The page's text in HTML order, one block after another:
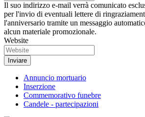
Il suo indirizzo e-mail verrà comunicato
per l'invio di eventuali lettere di
l'anniversario tramite un messaggio
alcun materiale promozionale.
Website
Annuncio mortuario
Inserzione
Commemorativo funebre
Candele - partecipazioni